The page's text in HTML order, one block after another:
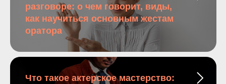
разговоре: о чем говорит, виды,
как научиться основным жестам
оратора
Что такое актерское мастерство: